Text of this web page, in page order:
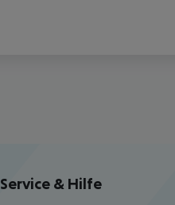
Service & Hilfe